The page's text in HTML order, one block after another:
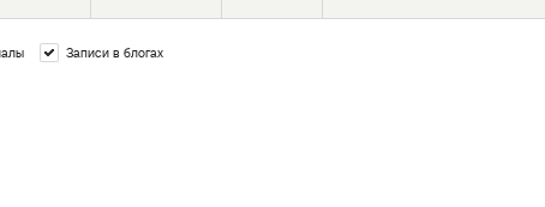
Записи в блогах